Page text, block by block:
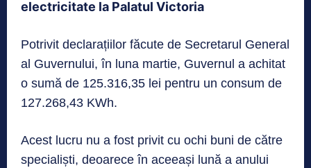
electricitate la Palatul Victoria
Potrivit declarațiilor făcute de Secretarul General
al Guvernului, în luna martie, Guvernul a achitat
o sumă de 125.316,35 lei pentru un consum de
127.268,43 KWh.
Acest lucru nu a fost privit cu ochi buni de către
specialiști, deoarece în aceeași lună a anului